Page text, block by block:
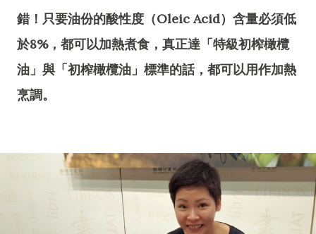
錯！只要油份的酸性度（Oleic Acid）含量必須低
於8%，都可以加熱煮食，真正達「特級初榨橄欖
油」與「初榨橄欖油」標準的話，都可以用作加熱
烹調。